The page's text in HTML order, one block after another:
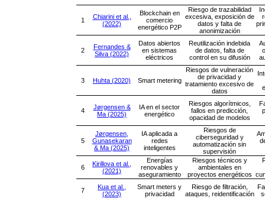
1
Chiarini et al.,
(2022)
Blockchain en
comercio
energético P2P
Riesgo de trazabilidad
excesiva, exposición de
datos y falta de
anonimización
2
Fernandes &
Silva (2022)
Datos abiertos
en sistemas
eléctricos
Reutilización indebida
de datos, falta de
control en su difusión
3 Huhta (2020) Smart metering
Riesgos de vulneración
de privacidad y
tratamiento excesivo de
datos
4
Jørgensen &
Ma (2025)
IA en el sector
energético
Riesgos algorítmicos,
fallos en predicción,
opacidad de modelos
5
Jørgensen,
Gunasekaran
& Ma (2025)
IA aplicada a
redes
inteligentes
Riesgos de
ciberseguridad y
automatización sin
supervisión
6
Kirillova et al.,
(2021)
Energías
renovables y
aseguramiento
Riesgos técnicos y
ambientales en
proyectos energéticos
7
Kua et al.,
(2023)
Smart meters y
privacidad
Riesgo de filtración,
ataques, reidentificación